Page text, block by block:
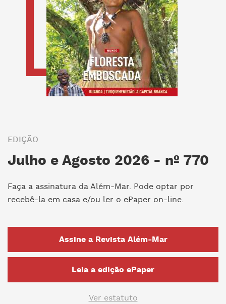
EDIÇÃO
Julho e Agosto 2026 - nº 770
Faça a assinatura da Além-Mar. Pode optar por
recebê-la em casa e/ou ler o ePaper on-line.
Assine a Revista Além-Mar
Leia a edição ePaper
Ver estatuto